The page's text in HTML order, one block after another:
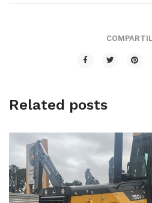
Related posts